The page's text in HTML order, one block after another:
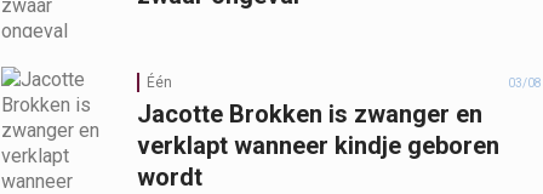
Één 03/08
Jacotte Brokken is zwanger en
verklapt wanneer kindje geboren
wordt